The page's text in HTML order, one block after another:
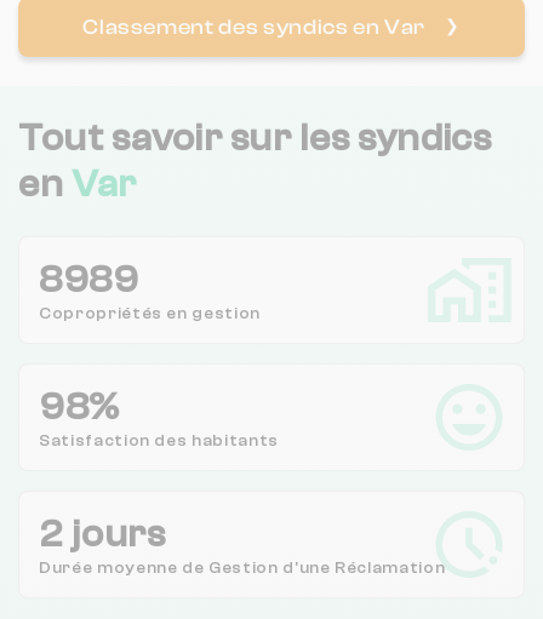
Classement des syndics en Var ❯
Tout savoir sur les syndics
enVar
8989
Copropriétés en gestion
98%
Satisfaction des habitants
2 jours
Durée moyenne de Gestion d'une Réclamation